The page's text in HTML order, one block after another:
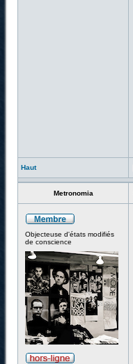
Haut
Metronomia
Objecteuse d'états modifiés
de conscience